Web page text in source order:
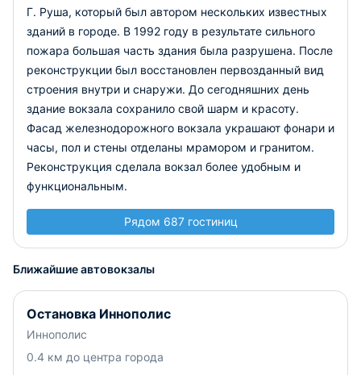
Г. Руша, который был автором нескольких известных
зданий в городе. В 1992 году в результате сильного
пожара большая часть здания была разрушена. После
реконструкции был восстановлен первозданный вид
строения внутри и снаружи. До сегодняшних день
здание вокзала сохранило свой шарм и красоту.
Фасад железнодорожного вокзала украшают фонари и
часы, пол и стены отделаны мрамором и гранитом.
Реконструкция сделала вокзал более удобным и
функциональным.
Рядом 687 гостиниц
Ближайшие автовокзалы
Остановка Иннополис
Иннополис
0.4 км до центра города